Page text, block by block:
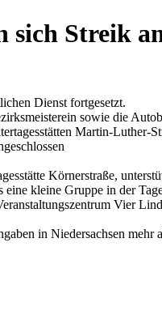
sich Streik
Dienst fortgesetzt.
sowie die
Martin-Luther-
Körnerstraße,
kleine Gruppe in der
Vier
in Niedersachsen